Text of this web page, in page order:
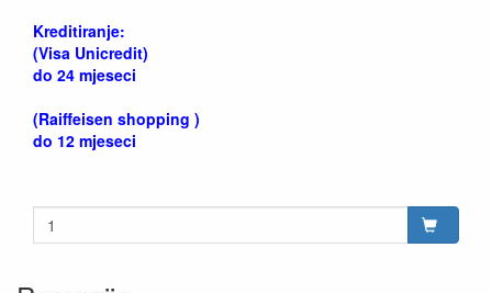
Kreditiranje:
(Visa Unicredit)
do 24 mjeseci
(Raiffeisen shopping )
do 12 mjeseci